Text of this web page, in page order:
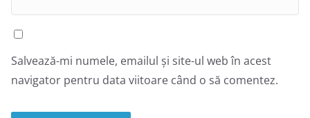
Salvează-mi numele, emailul și site-ul web în acest
navigator pentru data viitoare când o să comentez.